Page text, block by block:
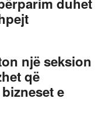
një seksion
që
e